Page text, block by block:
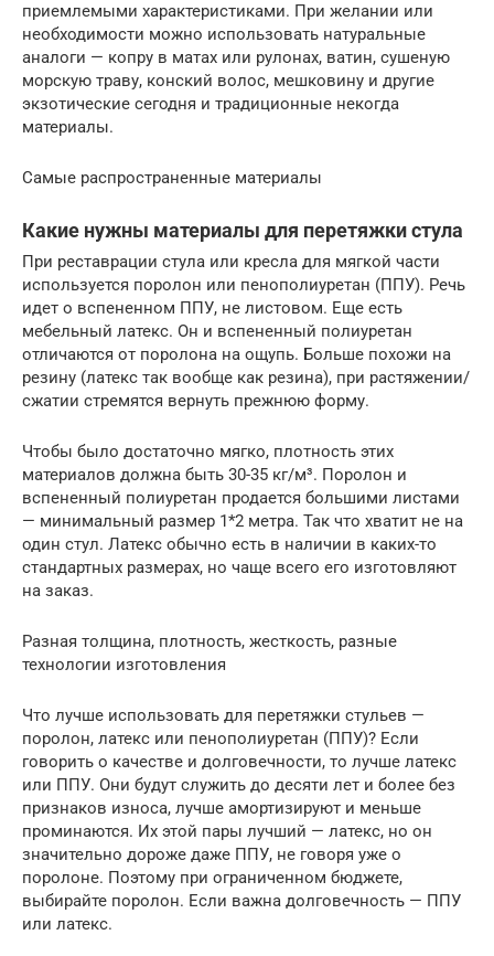
приемлемыми характеристиками. При желании или
необходимости можно использовать натуральные
аналоги — копру в матах или рулонах, ватин, сушеную
морскую траву, конский волос, мешковину и другие
экзотические сегодня и традиционные некогда
материалы.
Самые распространенные материалы
Какие нужны материалы для перетяжки стула
При реставрации стула или кресла для мягкой части
используется поролон или пенополиуретан (ППУ). Речь
идет о вспененном ППУ, не листовом. Еще есть
мебельный латекс. Он и вспененный полиуретан
отличаются от поролона на ощупь. Больше похожи на
резину (латекс так вообще как резина), при растяжении/
сжатии стремятся вернуть прежнюю форму.
Чтобы было достаточно мягко, плотность этих
материалов должна быть 30-35 кг/м³. Поролон и
вспененный полиуретан продается большими листами
— минимальный размер 1*2 метра. Так что хватит не на
один стул. Латекс обычно есть в наличии в каких-то
стандартных размерах, но чаще всего его изготовляют
на заказ.
Разная толщина, плотность, жесткость, разные
технологии изготовления
Что лучше использовать для перетяжки стульев —
поролон, латекс или пенополиуретан (ППУ)? Если
говорить о качестве и долговечности, то лучше латекс
или ППУ. Они будут служить до десяти лет и более без
признаков износа, лучше амортизируют и меньше
проминаются. Их этой пары лучший — латекс, но он
значительно дороже даже ППУ, не говоря уже о
поролоне. Поэтому при ограниченном бюджете,
выбирайте поролон. Если важна долговечность — ППУ
или латекс.